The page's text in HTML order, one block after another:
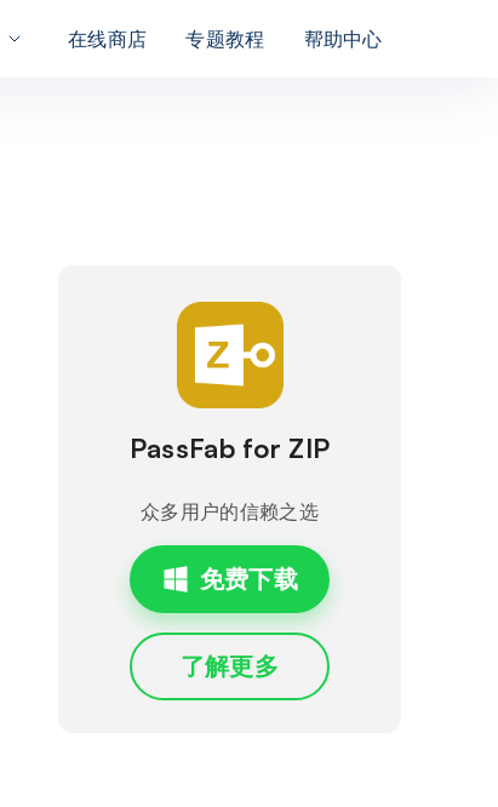
在线商店 专题教程 帮助中心
PassFab for ZIP
众多用户的信赖之选
免费下载
了解更多